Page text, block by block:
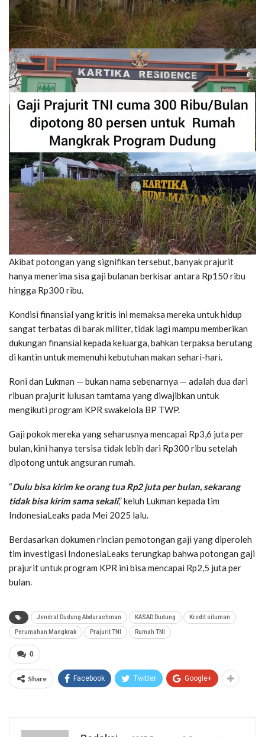
Akibat potongan yang signifikan tersebut, banyak prajurit
hanya menerima sisa gaji bulanan berkisar antara Rp150 ribu
hingga Rp300 ribu.
Kondisi finansial yang kritis ini memaksa mereka untuk hidup
sangat terbatas di barak militer, tidak lagi mampu memberikan
dukungan finansial kepada keluarga, bahkan terpaksa berutang
di kantin untuk memenuhi kebutuhan makan sehari-hari.
Roni dan Lukman — bukan nama sebenarnya — adalah dua dari
ribuan prajurit lulusan tamtama yang diwajibkan untuk
mengikuti program KPR swakelola BP TWP.
Gaji pokok mereka yang seharusnya mencapai Rp3,6 juta per
bulan, kini hanya tersisa tidak lebih dari Rp300 ribu setelah
dipotong untuk angsuran rumah.
“Dulu bisa kirim ke orang tua Rp2 juta per bulan, sekarang
tidak bisa kirim sama sekali,” keluh Lukman kepada tim
IndonesiaLeaks pada Mei 2025 lalu.
Berdasarkan dokumen rincian pemotongan gaji yang diperoleh
tim investigasi IndonesiaLeaks terungkap bahwa potongan gaji
prajurit untuk program KPR ini bisa mencapai Rp2,5 juta per
bulan.
Jendral Dudung Abdurachman KASAD Dudung Kredit siluman
Perumahan Mangkrak Prajurit TNI Rumah TNI
0
Share Facebook Twitter Google+